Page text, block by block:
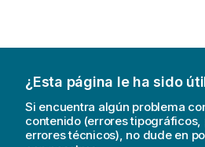
¿Esta página le ha sido
Si encuentra algún problema
contenido (errores tipográficos,
errores técnicos), no dude en